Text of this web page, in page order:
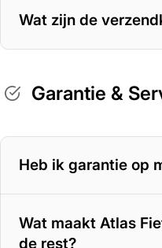
Wat zijn de
Garantie &
Heb ik garantie op
Wat maakt Atlas
de rest?